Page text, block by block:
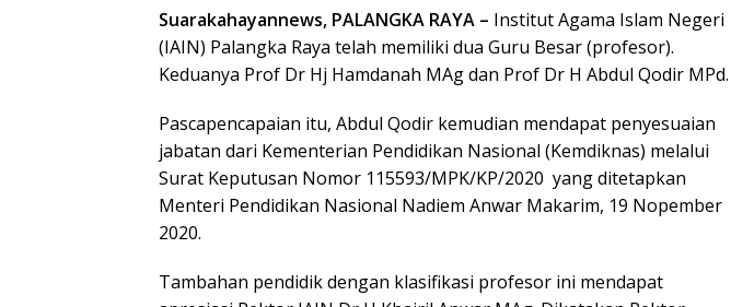
Suarakahayannews, PALANGKA RAYA – Institut Agama Islam Negeri
(IAIN) Palangka Raya telah memiliki dua Guru Besar (profesor).
Keduanya Prof Dr Hj Hamdanah MAg dan Prof Dr H Abdul Qodir MPd.
Pascapencapaian itu, Abdul Qodir kemudian mendapat penyesuaian
jabatan dari Kementerian Pendidikan Nasional (Kemdiknas) melalui
Surat Keputusan Nomor 115593/MPK/KP/2020 yang ditetapkan
Menteri Pendidikan Nasional Nadiem Anwar Makarim, 19 Nopember
2020.
Tambahan pendidik dengan klasifikasi profesor ini mendapat